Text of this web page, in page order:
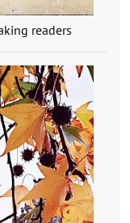
readers